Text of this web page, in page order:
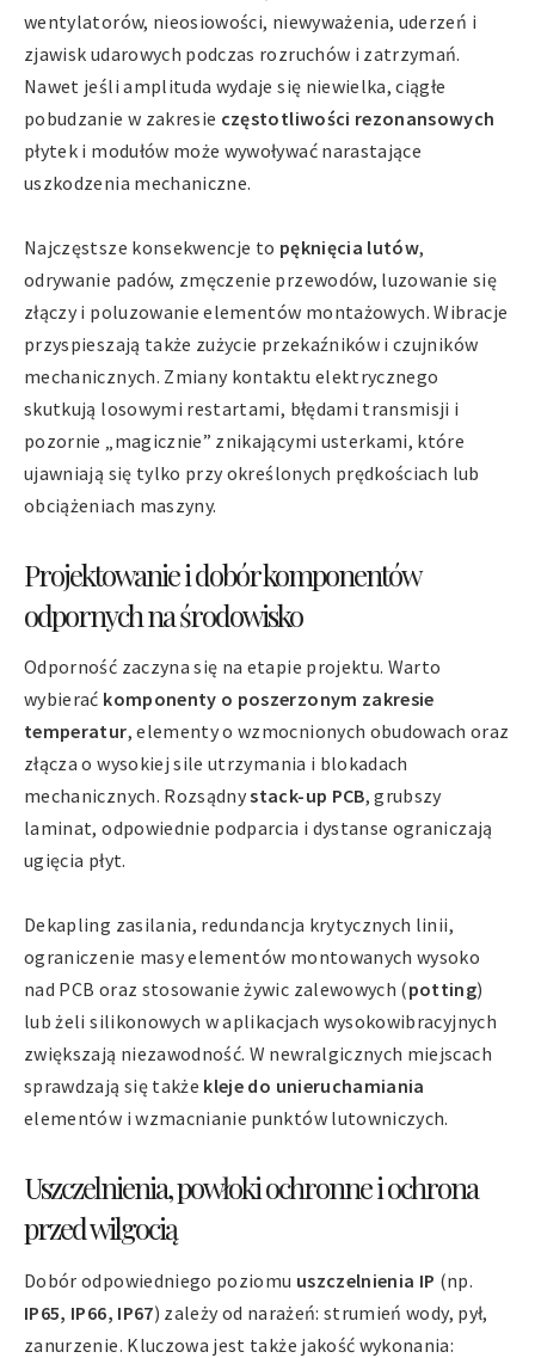
wentylatorów, nieosiowości, niewyważenia, uderzeń i
zjawisk udarowych podczas rozruchów i zatrzymań.
Nawet jeśli amplituda wydaje się niewielka, ciągłe
pobudzanie w zakresie częstotliwości rezonansowych
płytek i modułów może wywoływać narastające
uszkodzenia mechaniczne.
Najczęstsze konsekwencje to pęknięcia lutów,
odrywanie padów, zmęczenie przewodów, luzowanie się
złączy i poluzowanie elementów montażowych. Wibracje
przyspieszają także zużycie przekaźników i czujników
mechanicznych. Zmiany kontaktu elektrycznego
skutkują losowymi restartami, błędami transmisji i
pozornie „magicznie” znikającymi usterkami, które
ujawniają się tylko przy określonych prędkościach lub
obciążeniach maszyny.
Projektowanie i dobór komponentów
odpornych na środowisko
Odporność zaczyna się na etapie projektu. Warto
wybierać komponenty o poszerzonym zakresie
temperatur, elementy o wzmocnionych obudowach oraz
złącza o wysokiej sile utrzymania i blokadach
mechanicznych. Rozsądnystack-up PCB, grubszy
laminat, odpowiednie podparcia i dystanse ograniczają
ugięcia płyt.
Dekapling zasilania, redundancja krytycznych linii,
ograniczenie masy elementów montowanych wysoko
nad PCB oraz stosowanie żywic zalewowych (potting)
lub żeli silikonowych w aplikacjach wysokowibracyjnych
zwiększają niezawodność. W newralgicznych miejscach
sprawdzają się także kleje do unieruchamiania
elementów i wzmacnianie punktów lutowniczych.
Uszczelnienia, powłoki ochronne i ochrona
przed wilgocią
Dobór odpowiedniego poziomu uszczelnienia IP (np.
IP65, IP66, IP67) zależy od narażeń: strumień wody, pył,
zanurzenie. Kluczowa jest także jakość wykonania: